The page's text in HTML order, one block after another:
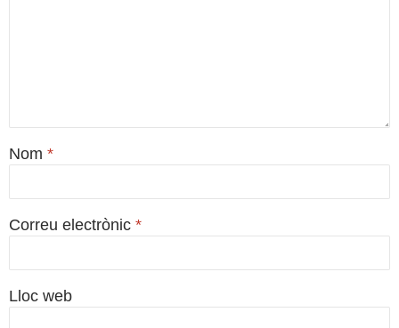
Nom *
Correu electrònic *
Lloc web